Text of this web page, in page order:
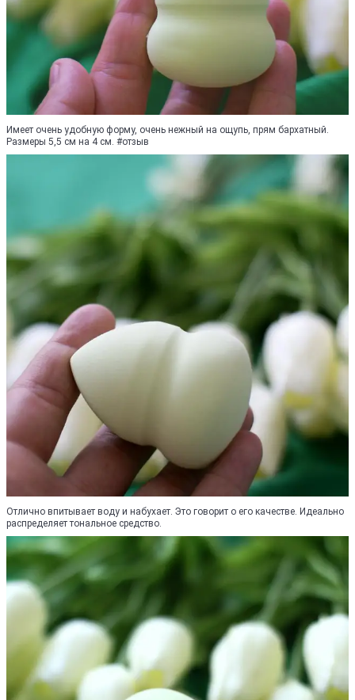
Имеет очень удобную форму, очень нежный на ощупь, прям бархатный.
Размеры 5,5 см на 4 см. #oтзыв
Отлично впитывает воду и набухает. Это говорит о его качестве. Идеально
распределяет тональное средство.